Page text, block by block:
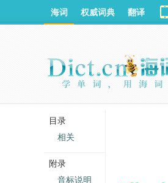
海词 权威词典 翻译
目录
相关
附录
音标说明